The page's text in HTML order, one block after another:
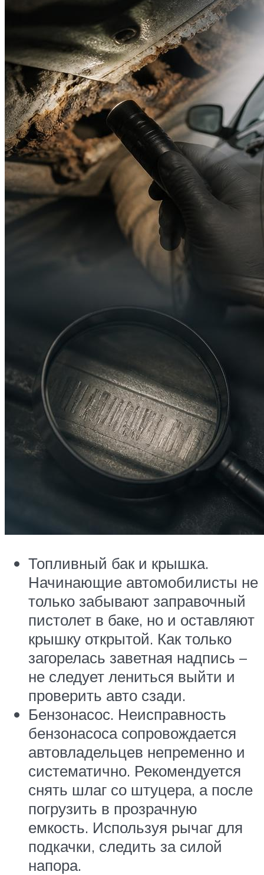
Топливный бак и крышка.
Начинающие автомобилисты не
только забывают заправочный
пистолет в баке, но и оставляют
крышку открытой. Как только
загорелась заветная надпись –
не следует лениться выйти и
проверить авто сзади.
Бензонасос. Неисправность
бензонасоса сопровождается
автовладельцев непременно и
систематично. Рекомендуется
снять шлаг со штуцера, а после
погрузить в прозрачную
емкость. Используя рычаг для
подкачки, следить за силой
напора.